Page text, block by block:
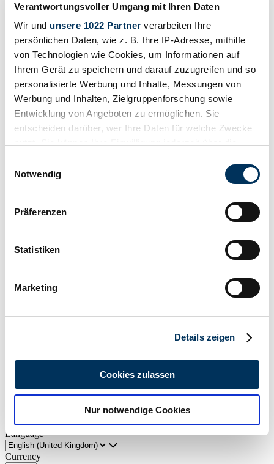
Verantwortungsvoller Umgang mit Ihren Daten
Wir und unsere 1022 Partner verarbeiten Ihre
persönlichen Daten, wie z. B. Ihre IP-Adresse, mithilfe
von Technologien wie Cookies, um Informationen auf
Ihrem Gerät zu speichern und darauf zuzugreifen und so
personalisierte Werbung und Inhalte, Messungen von
Werbung und Inhalten, Zielgruppenforschung sowie
Entwicklung von Angeboten zu ermöglichen. Sie
entscheiden darüber, wer Ihre Daten für welche Zwecke
Trigger Symbol ändern oder widerrufen
Informationen über Ihre geografische Lage
können
bestimmten Merkmalen (Fingerprinting) identifizieren
Erfahren Sie mehr darüber, wie Ihre persönlichen Daten
analysieren. Außerdem geben wir Informationen zu Ihrer
Verwendung unserer Website an unsere Partner für
soziale Medien, Werbung und Analysen weiter. Unsere
Partner führen diese Informationen möglicherweise mit
weiteren Daten zusammen, die Sie ihnen bereitgestellt
Notwendig
Präferenzen
Statistiken
Marketing
Details zeigen
Cookies zulassen
Nur notwendige Cookies
Create listing
Do you have a XP that you want to sell? Then create a listing now.
Create listing
Auctions ending soon
View all auctions
Auction
your search filters.
Create listing
Language
Currency